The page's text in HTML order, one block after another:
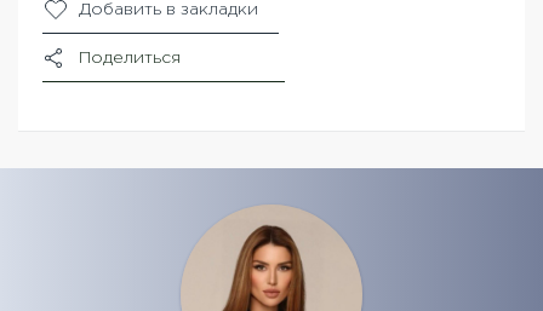
Добавить в закладки
Поделиться